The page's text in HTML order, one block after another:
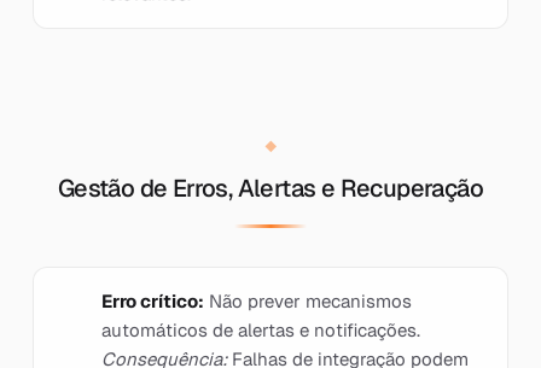
Gestão de Erros, Alertas e Recuperação
Erro crítico: Não prever mecanismos
automáticos de alertas e notificações.
Consequência:Falhas de integração podem